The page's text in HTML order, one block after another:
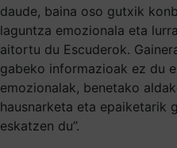
daude, baina oso gutxik
laguntza emozionala eta
aitortu du Escuderok.
gabeko informazioak ez du
emozionalak, benetako
hausnarketa eta epaiketarik
eskatzen du”.